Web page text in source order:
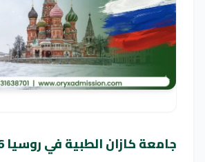
جامعة كازان الطبية في روسيا 2026